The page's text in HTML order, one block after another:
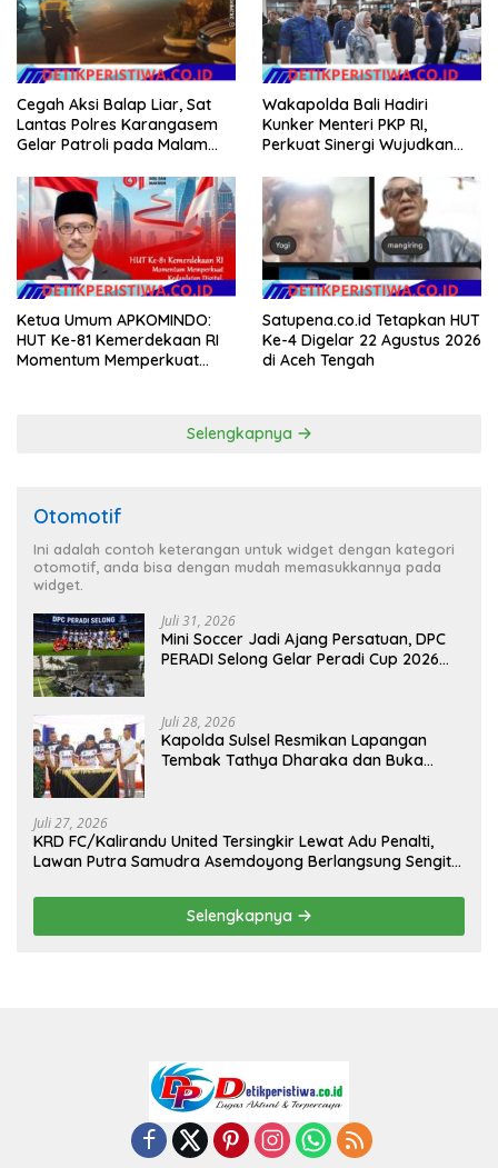
Cegah Aksi Balap Liar, Sat
Lantas Polres Karangasem
Gelar Patroli pada Malam
Wakapolda Bali Hadiri
Kunker Menteri PKP RI,
Perkuat Sinergi Wujudkan
Masyarakat
Ketua Umum APKOMINDO:
HUT Ke-81 Kemerdekaan RI
Momentum Memperkuat
Satupena.co.id Tetapkan HUT
Ke-4 Digelar 22 Agustus 2026
di Aceh Tengah
Selengkapnya
Otomotif
Ini adalah contoh keterangan untuk widget dengan kategori
otomotif, anda bisa dengan mudah memasukkannya pada
widget.
Juli 31, 2026
Mini Soccer Jadi Ajang Persatuan, DPC
PERADI Selong Gelar Peradi Cup 2026
Juli 28, 2026
Kapolda Sulsel Resmikan Lapangan
Tembak Tathya Dharaka dan Buka
Juli 27, 2026
KRD FC/Kalirandu United Tersingkir Lewat Adu Penalti,
Lawan Putra Samudra Asemdoyong Berlangsung Sengit
Selengkapnya